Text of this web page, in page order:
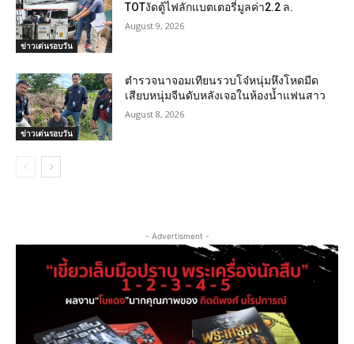
ข่าวเด่นรอบวัน
TOTงัดตู้ไฟลักแบตเตอรี่มูลค่า2.2 ล.
August 9, 2026
ข่าวเด่นรอบวัน
ตำรวจนาจอมเทียนรวบโจ๋หนุ่มหึงโหดมีด
เสียบหนุ่มจีนดับหลังเจอในห้องน้ำแฟนสาว
August 8, 2026
- Advertisment -